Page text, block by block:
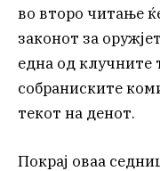
во второ читање
законот за
една од клучните
собраниските
текот на денот.
Покрај оваа